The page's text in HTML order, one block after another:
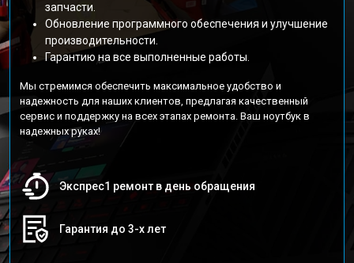
запчасти.
Обновление программного обеспечения и улучшение
производительности.
Гарантию на все выполненные работы.
Мы стремимся обеспечить максимальное удобство и
надежность для наших клиентов, предлагая качественный
сервис и поддержку на всех этапах ремонта. Ваш ноутбук в
надежных руках!
Экспрес1 ремонт в день обращения
Гарантия до 3-х лет